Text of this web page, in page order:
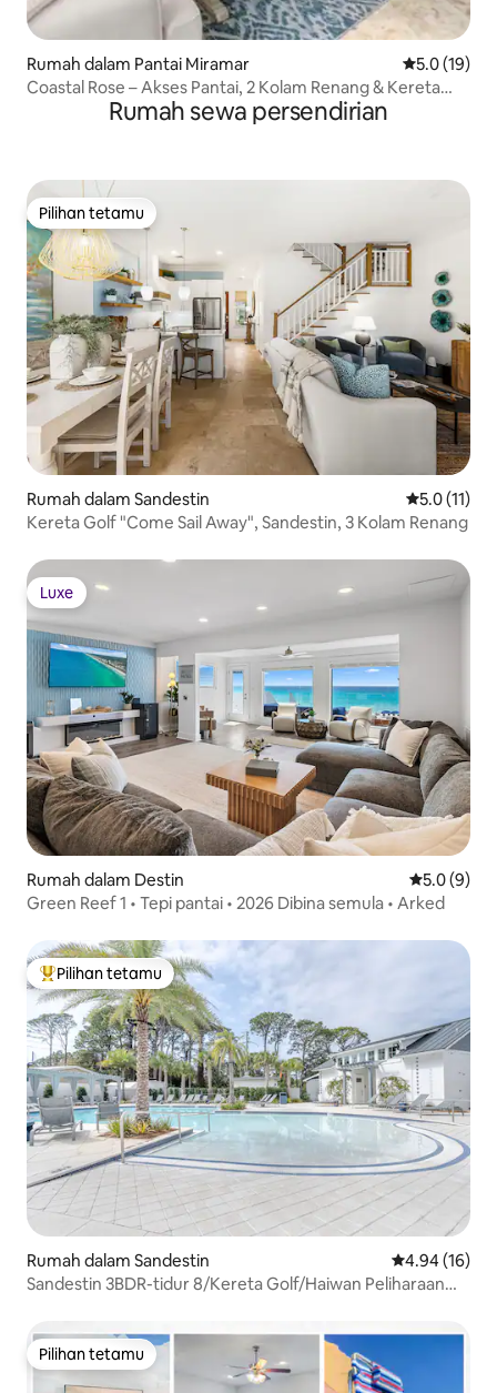
Rumah dalam Pantai Miramar Penarafan
5.0 (19)
Coastal Rose – Akses Pantai, 2 Kolam Renang & Kereta
Rumah sewa persendirian
Pilihan tetamu
Pilihan tetamu
Rumah dalam Sandestin Penarafan
5.0 (11)
Kereta Golf "Come Sail Away", Sandestin, 3 Kolam Renang
Luxe
Luxe
Rumah dalam Destin Penarafan
5.0 (9)
Green Reef 1 • Tepi pantai • 2026 Dibina semula • Arked
Pilihan utama tetamu
Pilihan tetamu
Rumah dalam Sandestin Penarafan
4.94 (16)
Sandestin 3BDR-tidur 8/Kereta Golf/Haiwan Peliharaan
Pilihan tetamu
Pilihan tetamu